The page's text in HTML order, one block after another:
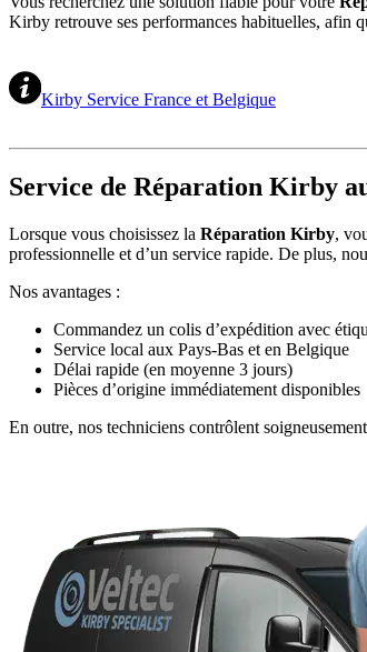
Kirby retrouve ses performances habituelles, afin
Kirby Service France et Belgique
Service de Réparation Kirby
Lorsque vous choisissez la Réparation Kirby,
professionnelle et d’un service rapide. De plus,
Nos avantages :
Commandez un colis d’expédition avec
Service local aux Pays-Bas et en Belgique
Délai rapide (en moyenne 3 jours)
Pièces d’origine immédiatement disponibles
En outre, nos techniciens contrôlent